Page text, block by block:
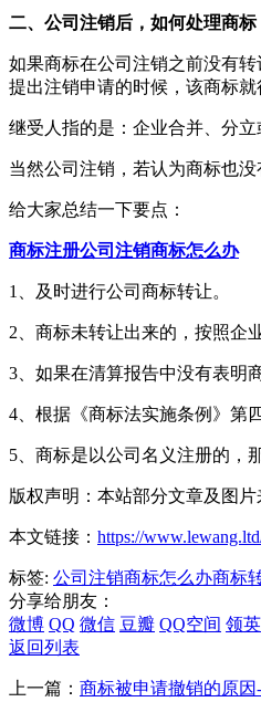
二、公司注销后，如何处理商标
如果商标在公司注销之前没有
提出注销申请的时候，该商标就
继受人指的是：企业合并、分
当然公司注销，若认为商标也
给大家总结一下要点：
商标注册公司注销商标怎么办
1、及时进行公司商标转让。
2、商标未转让出来的，按照企
3、如果在清算报告中没有表明
4、根据《商标法实施条例》第
5、商标是以公司名义注册的，
版权声明：本站部分文章及图
本文链接： https://
标签: 公司注销商标怎么办商标
分享给朋友：
微博 QQ 微信 豆瓣 QQ空间 领英
返回列表
上一篇： 商标被申请撤销的原